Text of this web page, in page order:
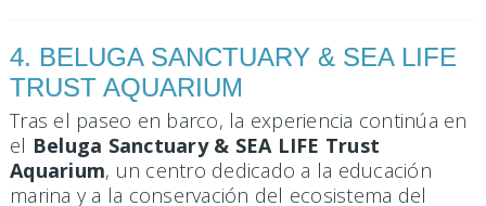
4. BELUGA SANCTUARY & SEA LIFE
TRUST AQUARIUM
Tras el paseo en barco, la experiencia continúa en
el Beluga Sanctuary & SEA LIFE Trust
Aquarium, un centro dedicado a la educación
marina y a la conservación del ecosistema del